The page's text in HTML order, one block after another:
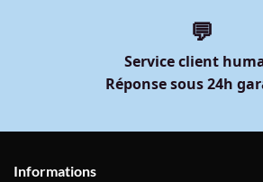
💬
Service client
Réponse sous 24h
Informations